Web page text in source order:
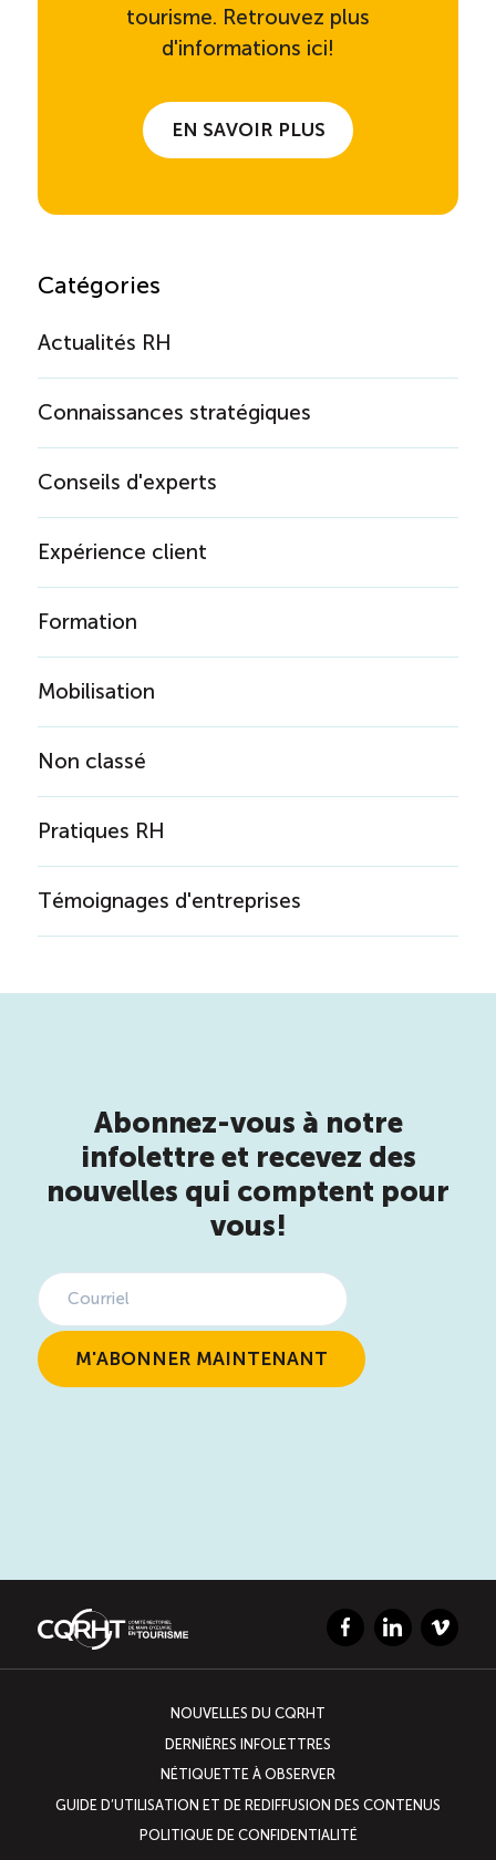
tourisme. Retrouvez plus
d'informations ici!
EN SAVOIR PLUS
Catégories
Actualités RH
Connaissances stratégiques
Conseils d'experts
Expérience client
Formation
Mobilisation
Non classé
Pratiques RH
Témoignages d'entreprises
Abonnez-vous à notre
infolettre et recevez des
nouvelles qui comptent pour
vous!
FacebookLinkedInVimeo
NOUVELLES DU CQRHT
DERNIÈRES INFOLETTRES
NÉTIQUETTE À OBSERVER
GUIDE D’UTILISATION ET DE REDIFFUSION DES CONTENUS
POLITIQUE DE CONFIDENTIALITÉ